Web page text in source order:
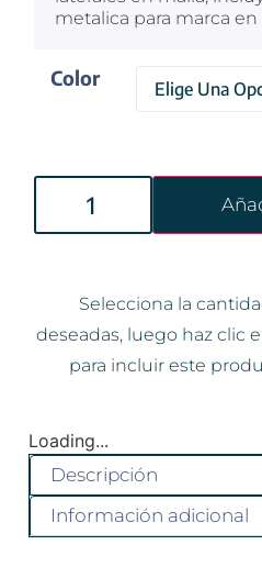
metalica para marca en
Color
Selecciona la
deseadas, luego haz clic
para incluir este
Loading...
Descripción
Información adicional